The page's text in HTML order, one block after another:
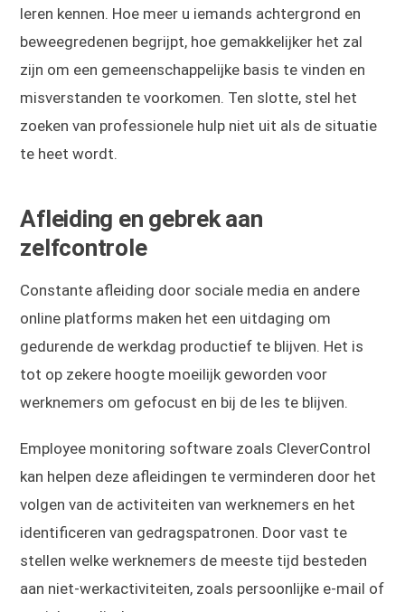
leren kennen. Hoe meer u iemands achtergrond en
beweegredenen begrijpt, hoe gemakkelijker het zal
zijn om een gemeenschappelijke basis te vinden en
misverstanden te voorkomen. Ten slotte, stel het
zoeken van professionele hulp niet uit als de situatie
te heet wordt.
Afleiding en gebrek aan
zelfcontrole
Constante afleiding door sociale media en andere
online platforms maken het een uitdaging om
gedurende de werkdag productief te blijven. Het is
tot op zekere hoogte moeilijk geworden voor
werknemers om gefocust en bij de les te blijven.
Employee monitoring software zoals CleverControl
kan helpen deze afleidingen te verminderen door het
volgen van de activiteiten van werknemers en het
identificeren van gedragspatronen. Door vast te
stellen welke werknemers de meeste tijd besteden
aan niet-werkactiviteiten, zoals persoonlijke e-mail of